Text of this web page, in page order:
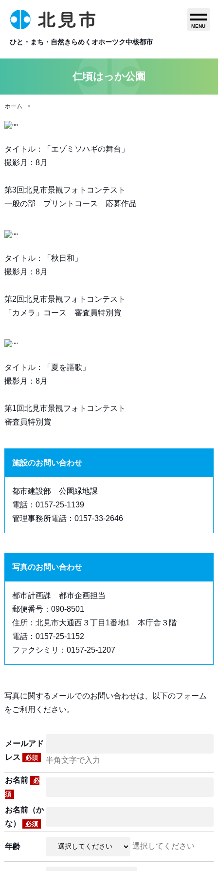
ひと・まち・自然きらめくオホーツク中核都市
MENU
仁頃はっか公園
ホーム
タイトル：「エゾミソハギの舞台」
撮影月：8月
第3回北見市景観フォトコンテスト
一般の部 プリントコース 応募作品
タイトル：「秋日和」
撮影月：8月
第2回北見市景観フォトコンテスト
「カメラ」コース 審査員特別賞
タイトル：「夏を謳歌」
撮影月：8月
第1回北見市景観フォトコンテスト
審査員特別賞
施設のお問い合わせ
都市建設部 公園緑地課
電話：0157-25-1139
管理事務所電話：0157-33-2646
写真のお問い合わせ
都市計画課 都市企画担当
郵便番号：090-8501
住所：北見市大通西３丁目1番地1 本庁舎３階
電話：0157-25-1152
ファクシミリ：0157-25-1207
写真に関するメールでのお問い合わせは、以下のフォーム
をご利用ください。
メールアド
レス
必須 半角文字で入力
お名前
必
須
お名前（か
な）
必須
年齢 選択してください